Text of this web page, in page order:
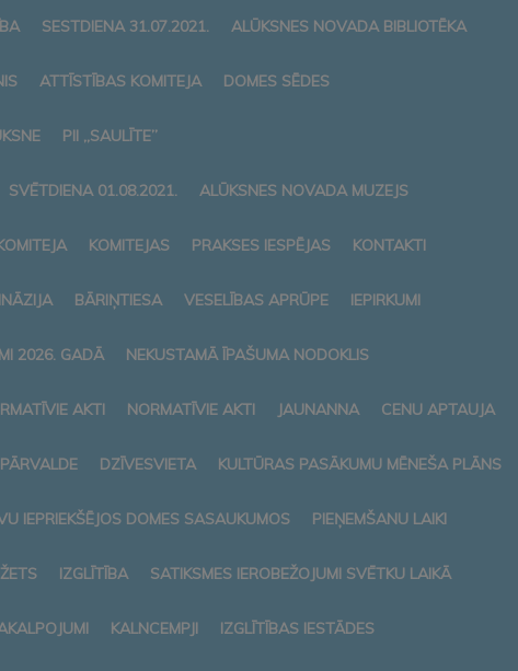
SESTDIENA 31.07.2021. ALŪKSNES NOVADA BIBLIOTĒKA
ATTĪSTĪBAS KOMITEJA DOMES SĒDES
PII „SAULĪTE”
SVĒTDIENA 01.08.2021. ALŪKSNES NOVADA MUZEJS
KOMITEJAS PRAKSES IESPĒJAS KONTAKTI
BĀRIŅTIESA VESELĪBAS APRŪPE IEPIRKUMI
2026. GADĀ NEKUSTAMĀ ĪPAŠUMA NODOKLIS
AKTI NORMATĪVIE AKTI JAUNANNA CENU APTAUJA
DZĪVESVIETA KULTŪRAS PASĀKUMU MĒNEŠA PLĀNS
IEPRIEKŠĒJOS DOMES SASAUKUMOS PIEŅEMŠANU LAIKI
IZGLĪTĪBA SATIKSMES IEROBEŽOJUMI SVĒTKU LAIKĀ
KALNCEMPJI IZGLĪTĪBAS IESTĀDES